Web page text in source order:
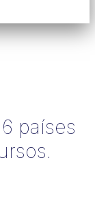
países